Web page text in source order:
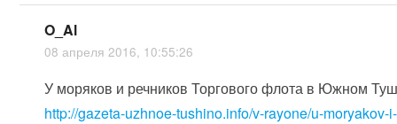
O_Al
08 апреля 2016, 10:55:26
У моряков и речников Торгового флота в Южном
http://gazeta-uzhnoe-tushino.info/v-rayone/u-